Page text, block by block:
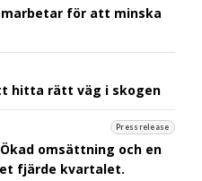
för att minska
hitta rätt väg i skogen
Pressrelease
omsättning och en
fjärde kvartalet.